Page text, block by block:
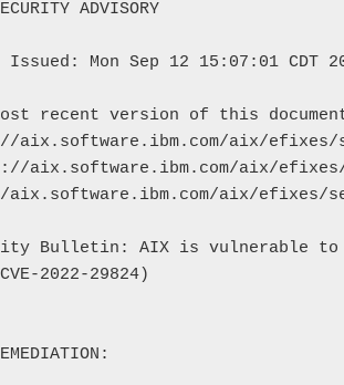
ADVISORY
Mon Sep 12 15:07:01 CDT
recent version of this
aix.software.ibm.com/aix/efixes/
aix.software.ibm.com/aix/
aix/efixes/
Bulletin: AIX is vulnerable
2022-29824)